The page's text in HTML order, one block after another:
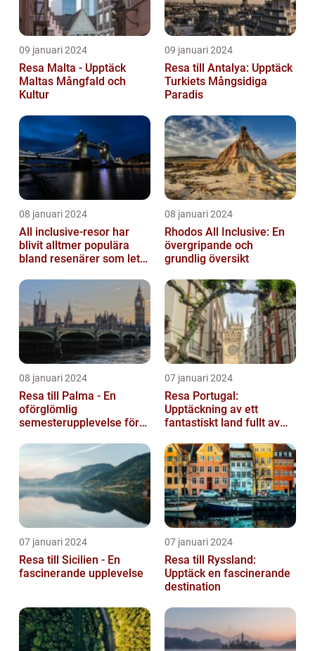
09 januari 2024
Resa Malta - Upptäck
Maltas Mångfald och
Kultur
09 januari 2024
Resa till Antalya: Upptäck
Turkiets Mångsidiga
Paradis
08 januari 2024
All inclusive-resor har
blivit alltmer populära
bland resenärer som letar
omtä...
08 januari 2024
Rhodos All Inclusive: En
övergripande och
grundlig översikt
08 januari 2024
Resa till Palma - En
oförglömlig
semesterupplevelse för
07 januari 2024
Resa Portugal:
Upptäckning av ett
fantastiskt land fullt av
07 januari 2024
Resa till Sicilien - En
fascinerande upplevelse
07 januari 2024
Resa till Ryssland:
Upptäck en fascinerande
destination